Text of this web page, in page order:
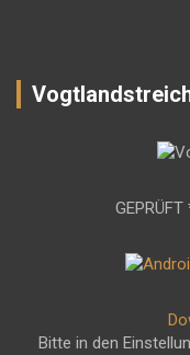
GEPRÜFT
Bitte in den